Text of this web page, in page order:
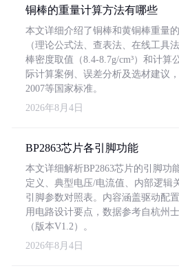
铜棒的重量计算方法有哪些
本文详细介绍了铜棒和黄铜棒重量
（理论公式法、查表法、在线工具
棒密度取值（8.4-8.7g/cm³）和计算
际计算案例、误差分析及选材建议
2007等国家标准。
2026年8月4日
BP2863芯片各引脚功能
本文详细解析BP2863芯片的引脚功
定义、典型电压/电流值、内部逻辑
引脚参数对照表。内容涵盖驱动配
用电路设计要点，数据参考自杭州
（版本V1.2）。
2026年8月4日